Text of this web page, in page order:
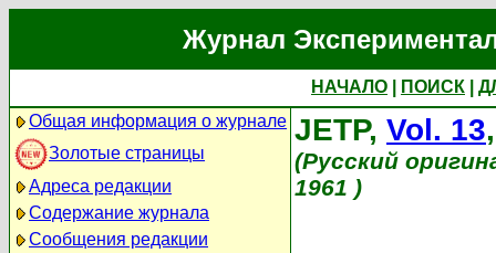
Журнал
НАЧАЛО ПОИСК
Общая информация о журнале
Золотые страницы
Адреса редакции
Содержание журнала
Сообщения редакции
JETP, Vol. 13
(Русский
1961 )